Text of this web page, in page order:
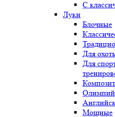
С
Луки
Блочные
Для
Для
Мощные